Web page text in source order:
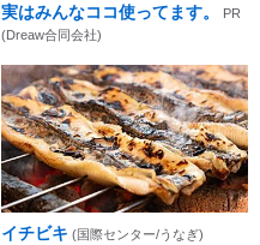
実はみんなココ使ってます。
PR
(Dreaw合同会社)
イチビキ (国際センター/うなぎ)